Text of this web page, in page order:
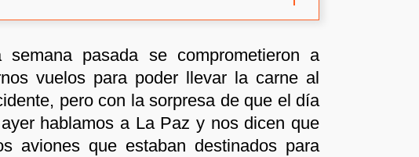
semana pasada se comprometieron a
vuelos para poder llevar la carne al
pero con la sorpresa de que el día
hablamos a La Paz y nos dicen que
aviones que estaban destinados para